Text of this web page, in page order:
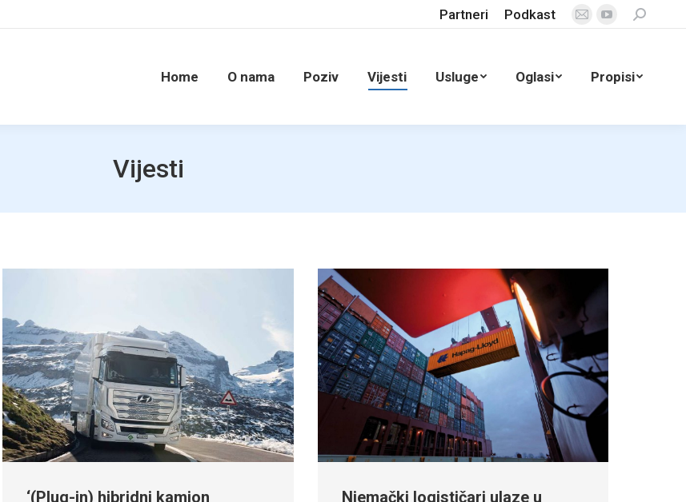
Partneri Podkast
Mail
window
YouTube
in
window
Search:
Home O nama Poziv Vijesti Usluge Oglasi Propisi
Vijesti
‘(Plug-in) hibridni kamion
Njemački logističari ulaze u